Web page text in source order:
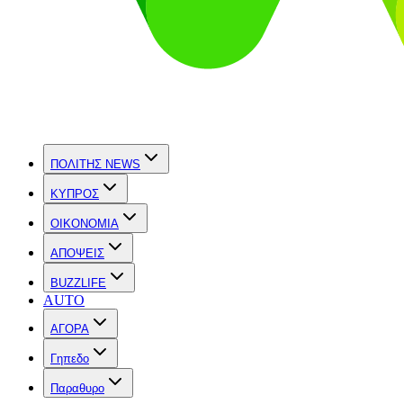
ΠΟΛΙΤΗΣ NEWS
ΚΥΠΡΟΣ
OIKONOMIA
ΑΠΟΨΕΙΣ
BUZZLIFE
AUTO
ΑΓΟΡΑ
Γηπεδο
Παραθυρο